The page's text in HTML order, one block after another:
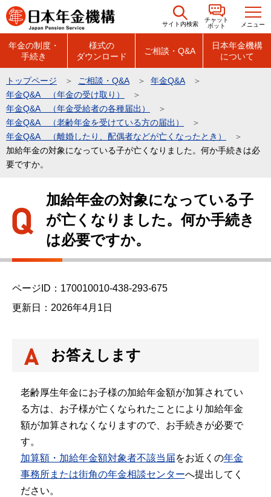
こ
の
の
先
頭
で
す
サイト内検索
チャット
ボット
メニュー
年金の制度・
手続き
様式の
ダウンロード
ご相談・Q&A
日本年金機構
について
トップページ ご相談・Q&A
年金Q&A
年金Q&A （年金の受け取り）
年金Q&A （年金受給者の各種届出）
年金Q&A （老齢年金を受けている方の届出）
年金Q&A （離婚したり、配偶者などが亡くなったとき）
加給年金の対象になっている子が亡くなりました。何か手続きは必
要ですか。
加給年金の対象になっている子
が亡くなりました。何か手続き
は必要ですか。
ページID：170010010-438-293-675
更新日：2026年4月1日
お答えします
老齢厚生年金にお子様の加給年金額が加算されてい
る方は、お子様が亡くなられたことにより加給年金
額が加算されなくなりますので、お手続きが必要で
す。
加算額・加給年金額対象者不該当届をお近くの年金
事務所または街角の年金相談センターへ提出してく
ださい。